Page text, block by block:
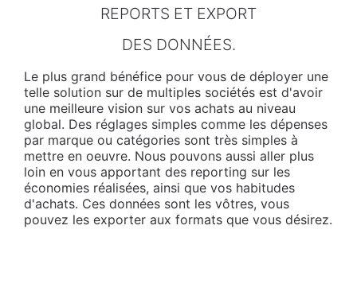
REPORTS ET EXPORT
DES DONNÉES.
Le plus grand bénéfice pour vous de déployer une
telle solution sur de multiples sociétés est d'avoir
une meilleure vision sur vos achats au niveau
global. Des réglages simples comme les dépenses
par marque ou catégories sont très simples à
mettre en oeuvre. Nous pouvons aussi aller plus
loin en vous apportant des reporting sur les
économies réalisées, ainsi que vos habitudes
d'achats. Ces données sont les vôtres, vous
pouvez les exporter aux formats que vous désirez.